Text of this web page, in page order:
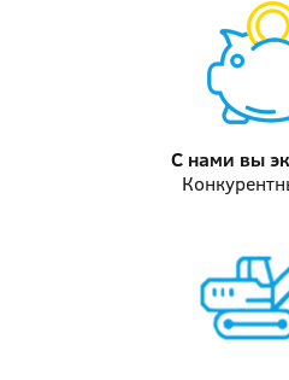
С нами вы